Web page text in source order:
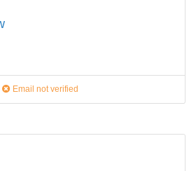
Email not verified